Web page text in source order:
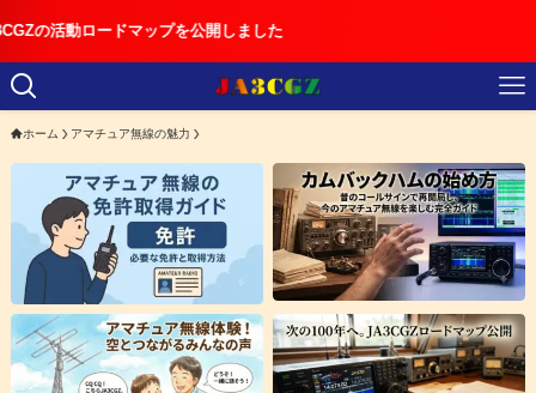
マップを公開しました
ホーム アマチュア無線の魅力